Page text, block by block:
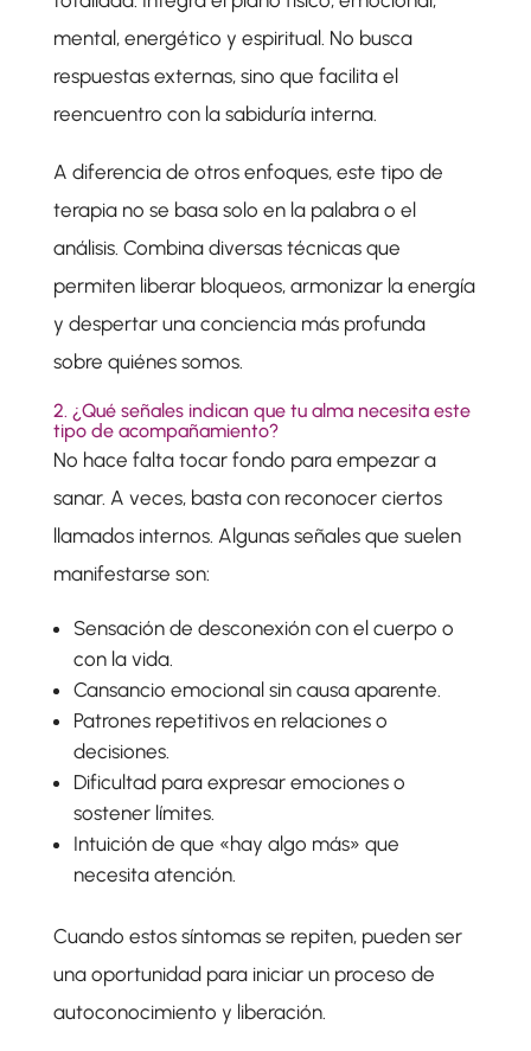
mental, energético y espiritual. No busca
respuestas externas, sino que facilita el
reencuentro con la sabiduría interna.
A diferencia de otros enfoques, este tipo de
terapia no se basa solo en la palabra o el
análisis. Combina diversas técnicas que
permiten liberar bloqueos, armonizar la energía
y despertar una conciencia más profunda
sobre quiénes somos.
2. ¿Qué señales indican que tu alma necesita este
tipo de acompañamiento?
No hace falta tocar fondo para empezar a
sanar. A veces, basta con reconocer ciertos
llamados internos. Algunas señales que suelen
manifestarse son:
Sensación de desconexión con el cuerpo o
con la vida.
Cansancio emocional sin causa aparente.
Patrones repetitivos en relaciones o
decisiones.
Dificultad para expresar emociones o
sostener límites.
Intuición de que «hay algo más» que
necesita atención.
Cuando estos síntomas se repiten, pueden ser
una oportunidad para iniciar un proceso de
autoconocimiento y liberación.